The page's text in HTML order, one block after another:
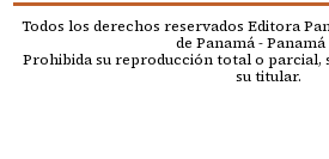
Todos los derechos reservados Editora
de Panamá - Panamá
Prohibida su reproducción total o parcial,
su titular.